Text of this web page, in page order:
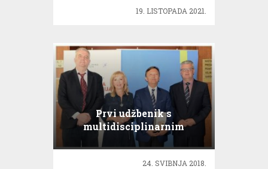
19. LISTOPADA 2021.
Prvi udžbenik s
multidisciplinarnim
pristupom kardiologa
sportu
24. SVIBNJA 2018.